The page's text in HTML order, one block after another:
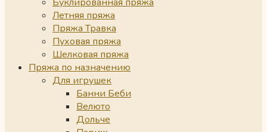
Летняя пряжа
Пряжа Травка
Пуховая пряжа
Шелковая пряжа
Пряжа по назначению
Для игрушек
Банни Беби
Велюто
Дольче